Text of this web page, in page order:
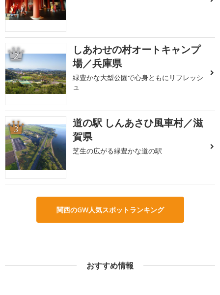
2
しあわせの村オートキャンプ
場／兵庫県
緑豊かな大型公園で心身ともにリフレッシ
ュ
3
道の駅 しんあさひ風車村／滋
賀県
芝生の広がる緑豊かな道の駅
関西のGW人気スポットランキング
おすすめ情報